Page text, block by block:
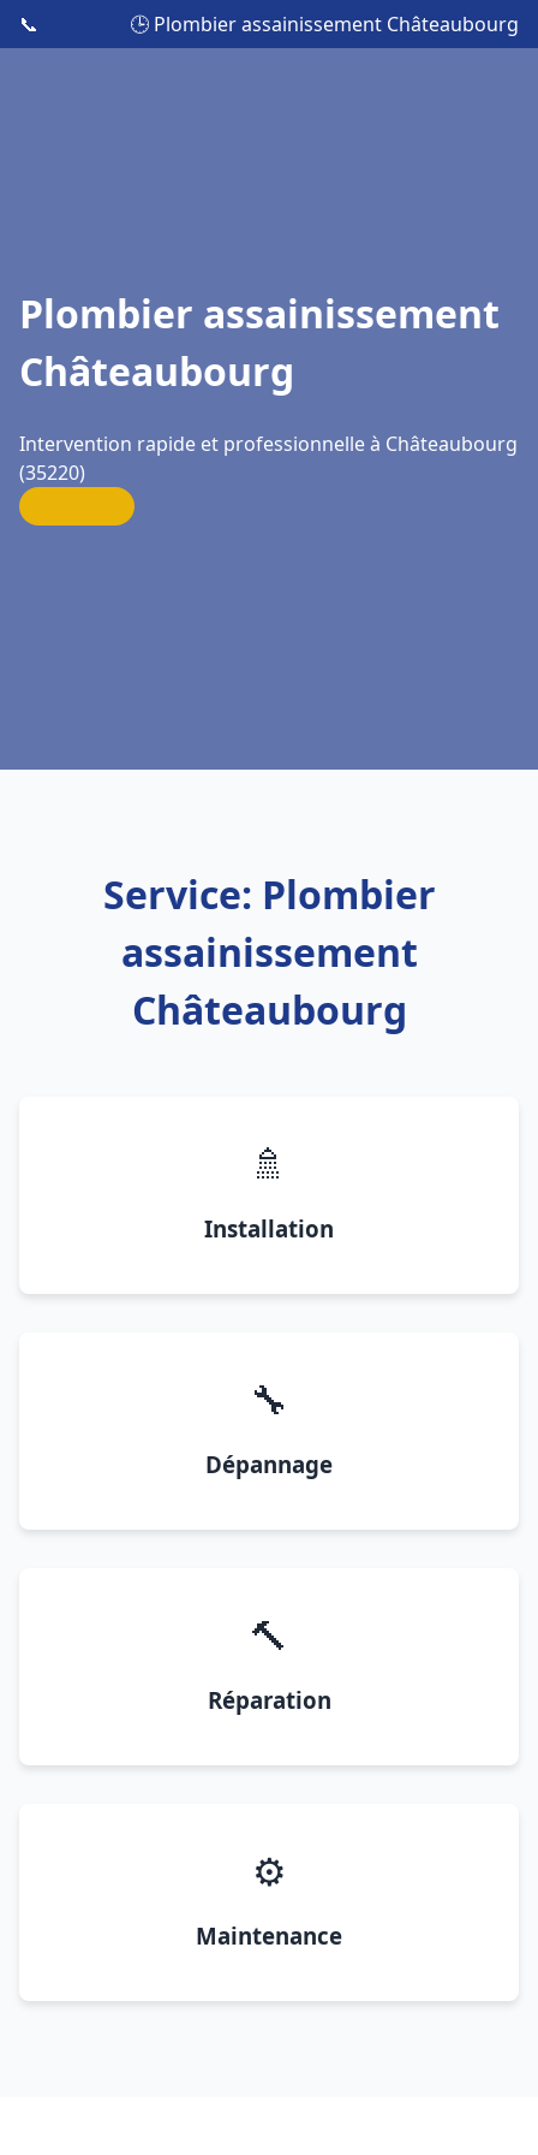
📞 🕒 Plombier assainissement Châteaubourg
Plombier assainissement
Châteaubourg
Intervention rapide et professionnelle à Châteaubourg
(35220)
Service: Plombier
assainissement
Châteaubourg
🚿
Installation
🔧
Dépannage
🔨
Réparation
⚙️
Maintenance